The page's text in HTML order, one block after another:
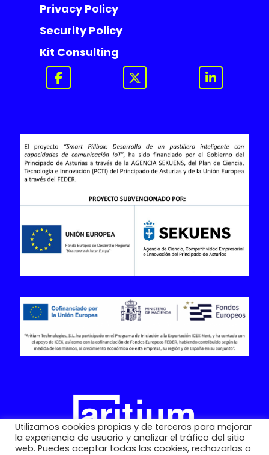
Privacy Policy
Security Policy
Kit Consulting
Utilizamos cookies propias y de terceros para mejorar
la experiencia de usuario y analizar el tráfico del sitio
web. Puedes aceptar todas las cookies, rechazarlas o